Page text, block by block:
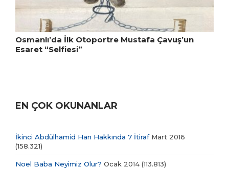
Osmanlı’da İlk Otoportre Mustafa Çavuş’un
Esaret “Selfiesi”
EN ÇOK OKUNANLAR
İkinci Abdülhamid Han Hakkında 7 İtirafMart 2016
(158.321)
Noel Baba Neyimiz Olur? Ocak 2014 (113.813)